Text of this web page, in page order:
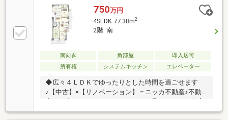
750万円
4SLDK 77.38m2
2階 南
南向き 角部屋
即入居可
所有権
システムキッチン エレベーター
◆広々４ＬＤＫでゆったりとした時間を過ごせます
♪【中古】×【リノベーション】＝ニッカ不動産♪不動
ローンのご相談なども全てニッカ不動産にお任せ下さ